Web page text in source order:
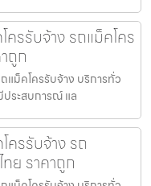
ครรับจ้าง รถแม็คโคร
ถูก
ถแม็คโครรับจ้าง บริการทั่ว
ประสบการณ์ แล
ครรับจ้าง รถ
ย ราคาถูก